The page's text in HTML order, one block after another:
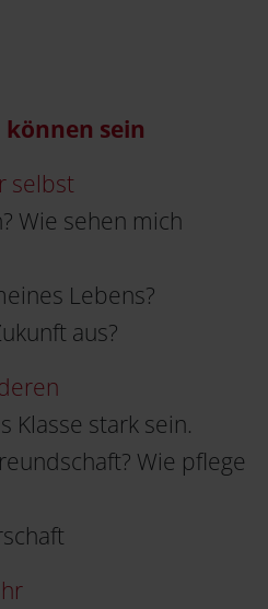
sein
selbst
Wie sehen mich
Lebens?
aus?
Klasse stark sein.
Wie pflege